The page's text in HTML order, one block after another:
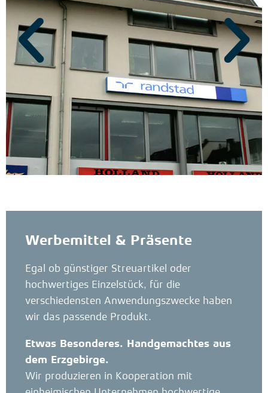
Werbemittel & Präsente
Egal ob günstiger Streuartikel oder
hochwertiges Einzelstück, für die
verschiedensten Anwendungszwecke haben
wir das passende Produkt.
Etwas Besonderes. Handgemachtes aus
dem Erzgebirge.
Wir produzieren in Kooperation mit